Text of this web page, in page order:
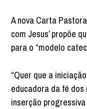
A nova Carta
com Jesus’ propõe
para o “modelo
“Quer que a
educadora da fé
inserção